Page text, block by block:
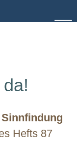
Hefts 87